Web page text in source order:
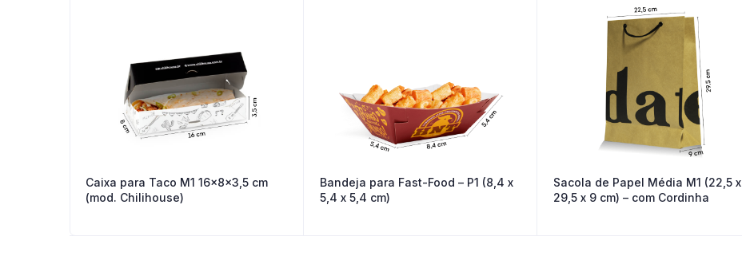
Caixa para Taco M1 16x8x3,5 cm
(mod. Chilihouse)
Bandeja para Fast-Food – P1 (8,4 x
5,4 x 5,4 cm)
Sacola de Papel Média M1 (22,5 x
29,5 x 9 cm) – com Cordinha